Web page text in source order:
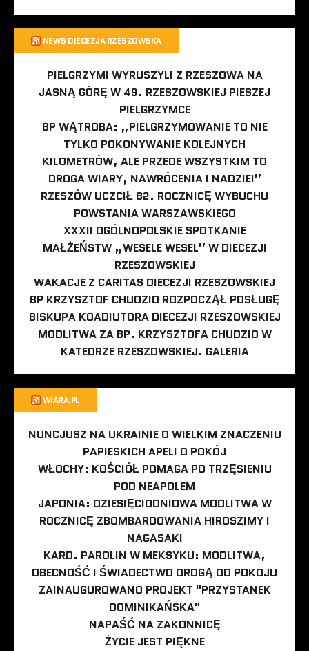
NEWS DIECEZJA RZESZOWSKA
PIELGRZYMI WYRUSZYLI Z RZESZOWA NA
JASNĄ GÓRĘ W 49. RZESZOWSKIEJ PIESZEJ
PIELGRZYMCE
BP WĄTROBA: „PIELGRZYMOWANIE TO NIE
TYLKO POKONYWANIE KOLEJNYCH
KILOMETRÓW, ALE PRZEDE WSZYSTKIM TO
DROGA WIARY, NAWRÓCENIA I NADZIEI”
RZESZÓW UCZCIŁ 82. ROCZNICĘ WYBUCHU
POWSTANIA WARSZAWSKIEGO
XXXII OGÓLNOPOLSKIE SPOTKANIE
MAŁŻEŃSTW „WESELE WESEL” W DIECEZJI
RZESZOWSKIEJ
WAKACJE Z CARITAS DIECEZJI RZESZOWSKIEJ
BP KRZYSZTOF CHUDZIO ROZPOCZĄŁ POSŁUGĘ
BISKUPA KOADIUTORA DIECEZJI RZESZOWSKIEJ
MODLITWA ZA BP. KRZYSZTOFA CHUDZIO W
KATEDRZE RZESZOWSKIEJ. GALERIA
WIARA.PL
NUNCJUSZ NA UKRAINIE O WIELKIM ZNACZENIU
PAPIESKICH APELI O POKÓJ
WŁOCHY: KOŚCIÓŁ POMAGA PO TRZĘSIENIU
POD NEAPOLEM
JAPONIA: DZIESIĘCIODNIOWA MODLITWA W
ROCZNICĘ ZBOMBARDOWANIA HIROSZIMY I
NAGASAKI
KARD. PAROLIN W MEKSYKU: MODLITWA,
OBECNOŚĆ I ŚWIADECTWO DROGĄ DO POKOJU
ZAINAUGUROWANO PROJEKT "PRZYSTANEK
DOMINIKAŃSKA"
NAPAŚĆ NA ZAKONNICĘ
ŻYCIE JEST PIĘKNE